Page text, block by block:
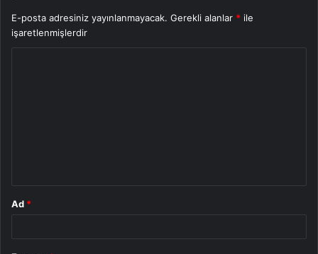
E-posta adresiniz yayınlanmayacak. Gerekli alanlar * ile
işaretlenmişlerdir
Ad *